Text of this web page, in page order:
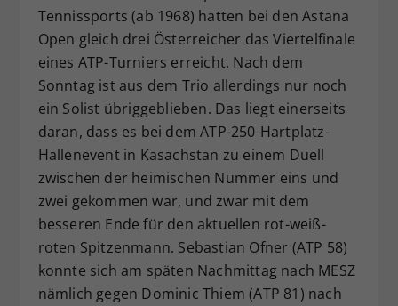
Tennissports (ab 1968) hatten bei den Astana
Open gleich drei Österreicher das Viertelfinale
eines ATP-Turniers erreicht. Nach dem
Sonntag ist aus dem Trio allerdings nur noch
ein Solist übriggeblieben. Das liegt einerseits
daran, dass es bei dem ATP-250-Hartplatz-
Hallenevent in Kasachstan zu einem Duell
zwischen der heimischen Nummer eins und
zwei gekommen war, und zwar mit dem
besseren Ende für den aktuellen rot-weiß-
roten Spitzenmann. Sebastian Ofner (ATP 58)
konnte sich am späten Nachmittag nach MESZ
nämlich gegen Dominic Thiem (ATP 81) nach
Zweck
Dieser Wert speichert Ihre Consent-
Einstellungen. Unter anderem eine
zufällig generierte ID, für die
historische Speicherung Ihrer
vorgenommen Einstellungen, falls der
Webseiten-Betreiber dies eingestellt
hat.